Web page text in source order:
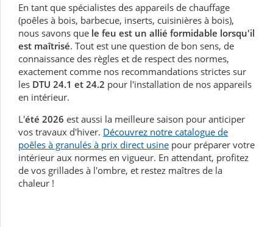
En tant que spécialistes des appareils de chauffage
(poêles à bois, barbecue, inserts, cuisinières à bois),
nous savons que le feu est un allié formidable lorsqu'il
est maîtrisé. Tout est une question de bon sens, de
connaissance des règles et de respect des normes,
exactement comme nos recommandations strictes sur
les DTU 24.1 et 24.2 pour l'installation de nos appareils
en intérieur.
L'été 2026 est aussi la meilleure saison pour anticiper
vos travaux d'hiver. Découvrez notre catalogue de
poêles à granulés à prix direct usine pour préparer votre
intérieur aux normes en vigueur. En attendant, profitez
de vos grillades à l'ombre, et restez maîtres de la
chaleur !